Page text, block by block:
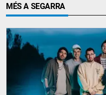
MÉS A SEGARRA